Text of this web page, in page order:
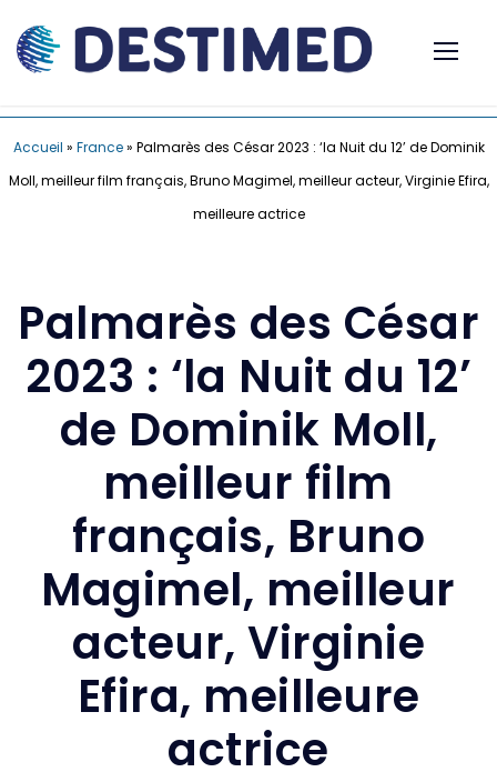
Accueil » France» Palmarès des César 2023 : ‘la Nuit du 12’ de Dominik
Moll, meilleur film français, Bruno Magimel, meilleur acteur, Virginie Efira,
meilleure actrice
Palmarès des César
2023 : ‘la Nuit du 12’
de Dominik Moll,
meilleur film
français, Bruno
Magimel, meilleur
acteur, Virginie
Efira, meilleure
actrice